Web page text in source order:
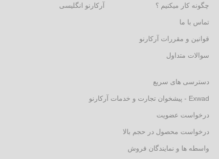
چگونه کار میکنیم ؟
تماس با ما
قوانین و مقررات آرکارنو
سوالات متداول
آرکارنو انگلیسی
دسترسی های سریع
Exwad - پیشخوان تجارت و خدمات آرکارنو
درخواست عضویت
درخواست محصول در حجم بالا
واسطه ها و نمایندگان فروش